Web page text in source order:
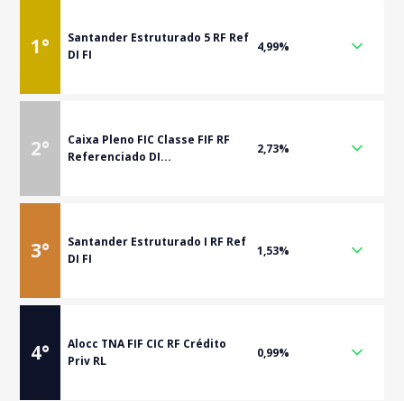
1°
Santander Estruturado 5 RF Ref
DI FI
4,99%
2°
Caixa Pleno FIC Classe FIF RF
Referenciado DI...
2,73%
3°
Santander Estruturado I RF Ref
DI FI
1,53%
4°
Alocc TNA FIF CIC RF Crédito
Priv RL
0,99%